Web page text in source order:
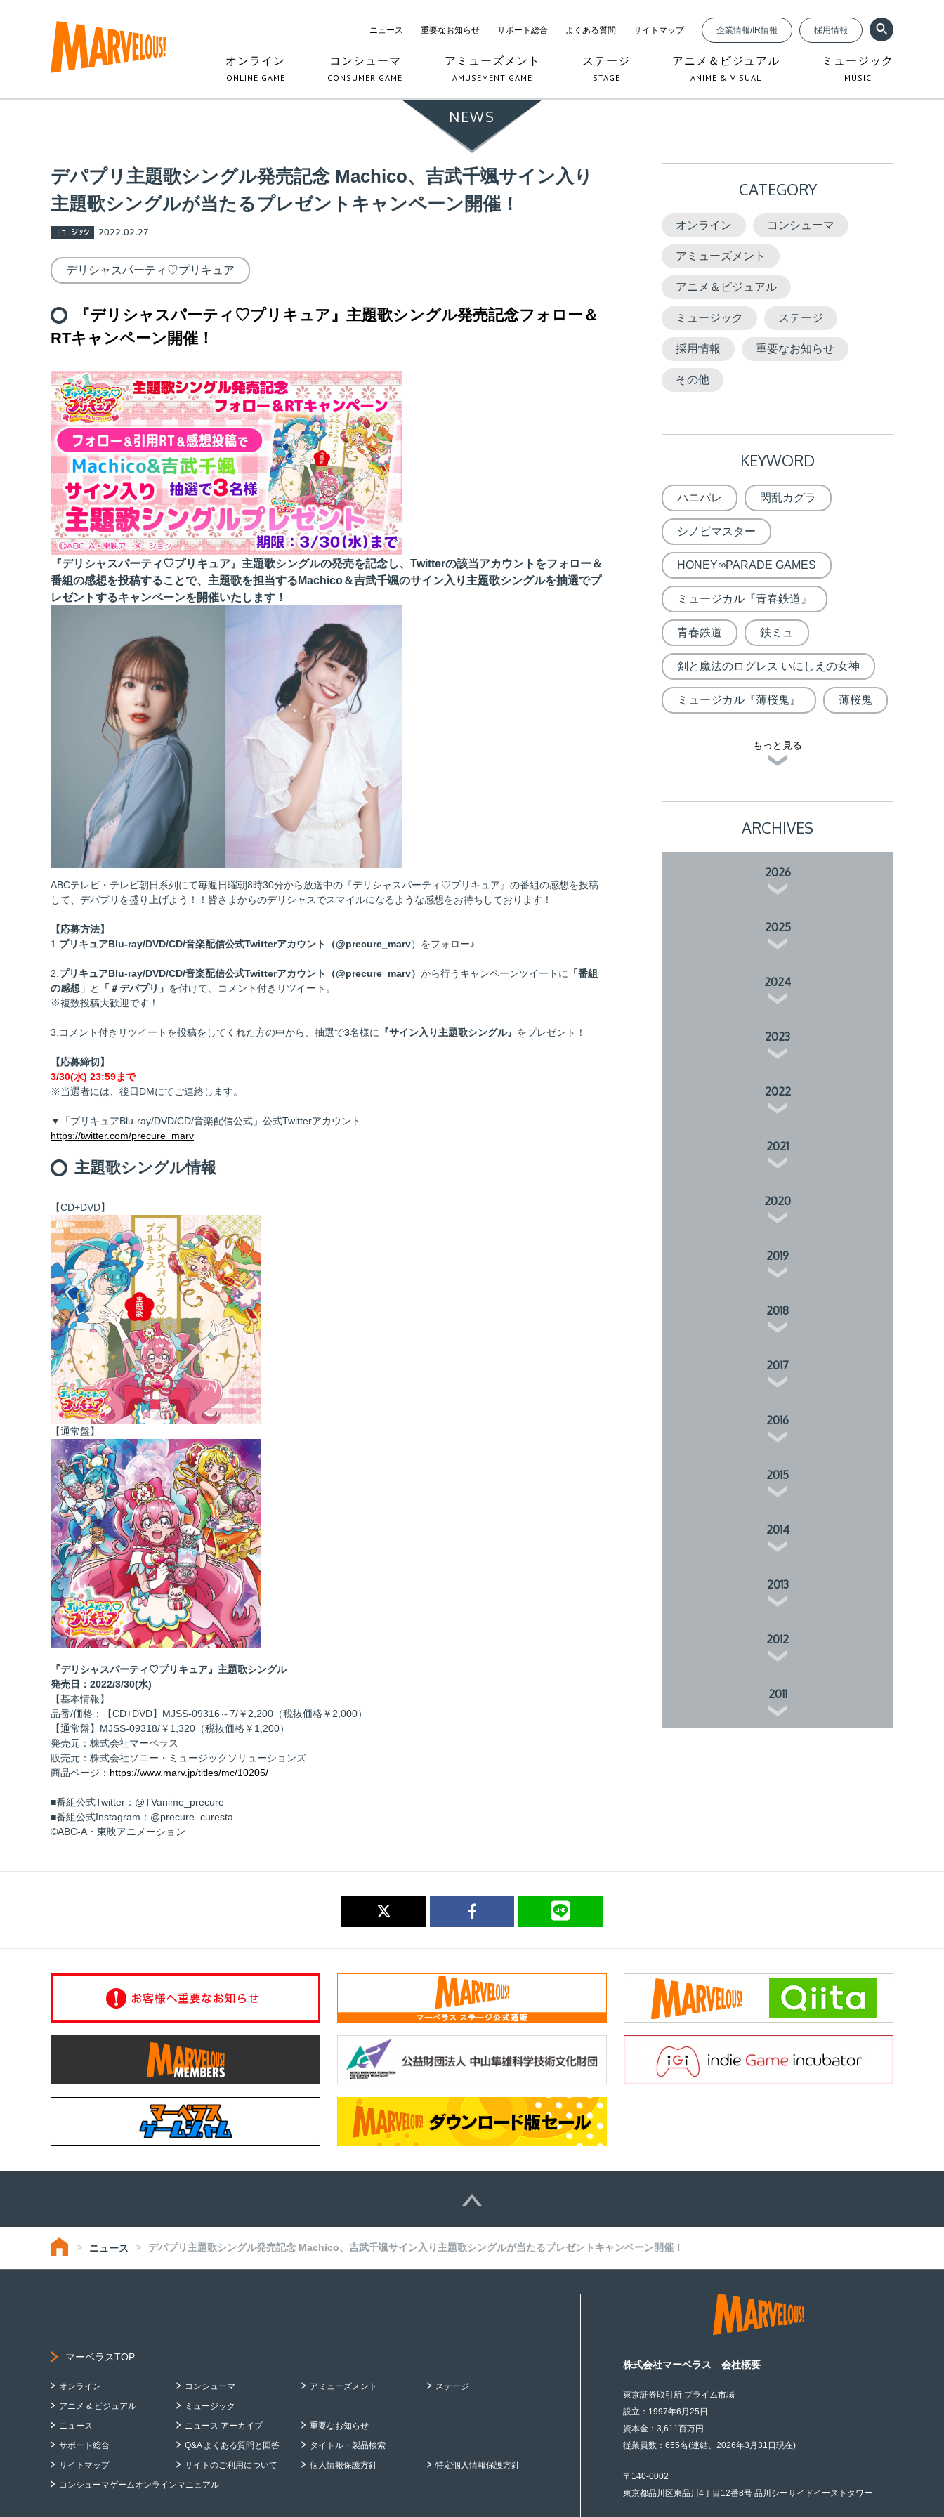
ニュース 重要なお知らせ サポート総合 よくある質問 サイトマップ 企業情報/IR情報 採用情報
オンライン
ONLINE GAME
コンシューマ
CONSUMER GAME
アミューズメント
AMUSEMENT GAME
ステージ
STAGE
アニメ＆ビジュアル
ANIME & VISUAL
ミュージック
MUSIC
NEWS
デパプリ主題歌シングル発売記念 Machico、吉武千颯サイン入り
主題歌シングルが当たるプレゼントキャンペーン開催！
ミュージック 2022.02.27
デリシャスパーティ♡プリキュア
『デリシャスパーティ♡プリキュア』主題歌シングル発売記念フォロー＆
RTキャンペーン開催！
『デリシャスパーティ♡プリキュア』主題歌シングルの発売を記念し、Twitterの該当アカウントをフォロー＆
番組の感想を投稿することで、主題歌を担当するMachico＆吉武千颯のサイン入り主題歌シングルを抽選でプ
レゼントするキャンペーンを開催いたします！
ABCテレビ・テレビ朝日系列にて毎週日曜朝8時30分から放送中の『デリシャスパーティ♡プリキュア』の番組の感想を投稿
して、デパプリを盛り上げよう！！皆さまからのデリシャスでスマイルになるような感想をお待ちしております！
【応募方法】
1. プリキュアBlu-ray/DVD/CD/音楽配信公式Twitterアカウント（@precure_marv）をフォロー♪
2. プリキュアBlu-ray/DVD/CD/音楽配信公式Twitterアカウント（@precure_marv） から行うキャンペーンツイートに
「番組
の感想」 と 「＃デパプリ」 を付けて、コメント付きリツイート。
※複数投稿大歓迎です！
3.コメント付きリツイートを投稿をしてくれた方の中から、抽選で3名様に 『サイン入り主題歌シングル』 をプレゼント！
【応募締切】
3/30(水) 23:59まで
※当選者には、後日DMにてご連絡します。
▼「プリキュアBlu-ray/DVD/CD/音楽配信公式」公式Twitterアカウント
https://twitter.com/precure_marv
主題歌シングル情報
【CD+DVD】
【通常盤】
『デリシャスパーティ♡プリキュア』主題歌シングル
発売日：2022/3/30(水)
【基本情報】
品番/価格：【CD+DVD】MJSS-09316～7/￥2,200（税抜価格￥2,000）
【通常盤】MJSS-09318/￥1,320（税抜価格￥1,200）
発売元：株式会社マーベラス
販売元：株式会社ソニー・ミュージックソリューションズ
商品ページ： https://www.marv.jp/titles/mc/10205/
■番組公式Twitter：@TVanime_precure
■番組公式Instagram：@precure_curesta
©ABC-A・東映アニメーション
CATEGORY
オンライン コンシューマ
アミューズメント
アニメ＆ビジュアル
ミュージック ステージ
採用情報 重要なお知らせ
その他
KEYWORD
ハニパレ 閃乱カグラ
シノビマスター
HONEY∞PARADE GAMES
ミュージカル『青春鉄道』
青春鉄道 鉄ミュ
剣と魔法のログレス いにしえの女神
ミュージカル『薄桜鬼』 薄桜鬼
もっと見る
ARCHIVES
2026
2025
2024
2023
2022
2021
2020
2019
2018
2017
2016
2015
2014
2013
2012
2011
ニュース デパプリ主題歌シングル発売記念 Machico、吉武千颯サイン入り主題歌シングルが当たるプレゼントキャンペーン開催！
マーベラスTOP
オンライン コンシューマ アミューズメント
ステージ
アニメ & ビジュアル
ミュージック
ニュース
ニュース アーカイブ
重要なお知らせ
サポート総合
Q&A よくある質問と回答
タイトル・製品検索
サイトマップ
サイトのご利用について 個人情報保護方針
特定個人情報保護方針
コンシューマゲームオンラインマニュアル
株式会社マーベラス 会社概要
東京証券取引所 プライム市場
設立：1997年6月25日
資本金：3,611百万円
従業員数：655名(連結、2026年3月31日現在)
〒140-0002
東京都品川区東品川4丁目12番8号 品川シーサイドイーストタワー